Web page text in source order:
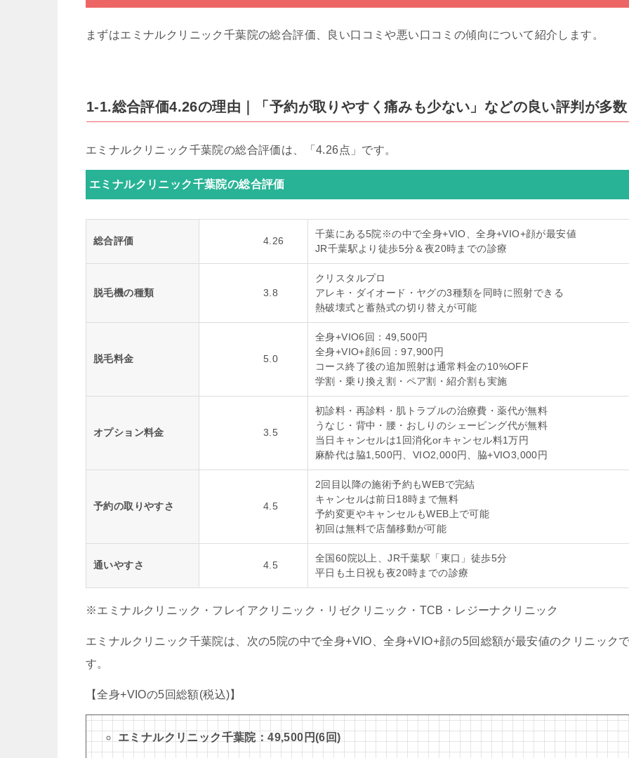
まずはエミナルクリニック千葉院の総合評価、良い口コミや悪い口コミの傾向について紹介します。
1-1.総合評価4.26の理由｜「予約が取りやすく痛みも少ない」などの良い評判が多数
エミナルクリニック千葉院の総合評価は、「4.26点」です。
エミナルクリニック千葉院の総合評価
総合評価 4.26
千葉にある5院※の中で全身+VIO、全身+VIO+顔が最安値
JR千葉駅より徒歩5分＆夜20時までの診療
脱毛機の種類 3.8
クリスタルプロ
アレキ・ダイオード・ヤグの3種類を同時に照射できる
熱破壊式と蓄熱式の切り替えが可能
脱毛料金 5.0
全身+VIO6回：49,500円
全身+VIO+顔6回：97,900円
コース終了後の追加照射は通常料金の10%OFF
学割・乗り換え割・ペア割・紹介割も実施
オプション料金 3.5
初診料・再診料・肌トラブルの治療費・薬代が無料
うなじ・背中・腰・おしりのシェービング代が無料
当日キャンセルは1回消化orキャンセル料1万円
麻酔代は脇1,500円、VIO2,000円、脇+VIO3,000円
予約の取りやすさ 4.5
2回目以降の施術予約もWEBで完結
キャンセルは前日18時まで無料
予約変更やキャンセルもWEB上で可能
初回は無料で店舗移動が可能
通いやすさ 4.5
全国60院以上、JR千葉駅「東口」徒歩5分
平日も土日祝も夜20時までの診療
※エミナルクリニック・フレイアクリニック・リゼクリニック・TCB・レジーナクリニック
エミナルクリニック千葉院は、次の5院の中で全身+VIO、全身+VIO+顔の5回総額が最安値のクリニック
す。
【全身+VIOの5回総額(税込)】
エミナルクリニック千葉院：49,500円(6回)